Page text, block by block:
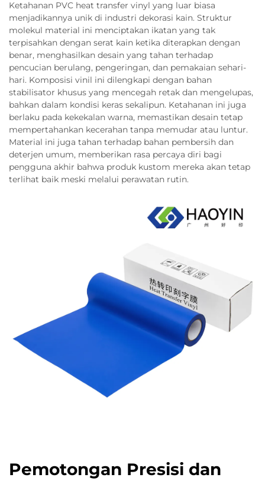
Ketahanan PVC heat transfer vinyl yang luar biasa
menjadikannya unik di industri dekorasi kain. Struktur
molekul material ini menciptakan ikatan yang tak
terpisahkan dengan serat kain ketika diterapkan dengan
benar, menghasilkan desain yang tahan terhadap
pencucian berulang, pengeringan, dan pemakaian sehari-
hari. Komposisi vinil ini dilengkapi dengan bahan
stabilisator khusus yang mencegah retak dan mengelupas,
bahkan dalam kondisi keras sekalipun. Ketahanan ini juga
berlaku pada kekekalan warna, memastikan desain tetap
mempertahankan kecerahan tanpa memudar atau luntur.
Material ini juga tahan terhadap bahan pembersih dan
deterjen umum, memberikan rasa percaya diri bagi
pengguna akhir bahwa produk kustom mereka akan tetap
terlihat baik meski melalui perawatan rutin.
Pemotongan Presisi dan